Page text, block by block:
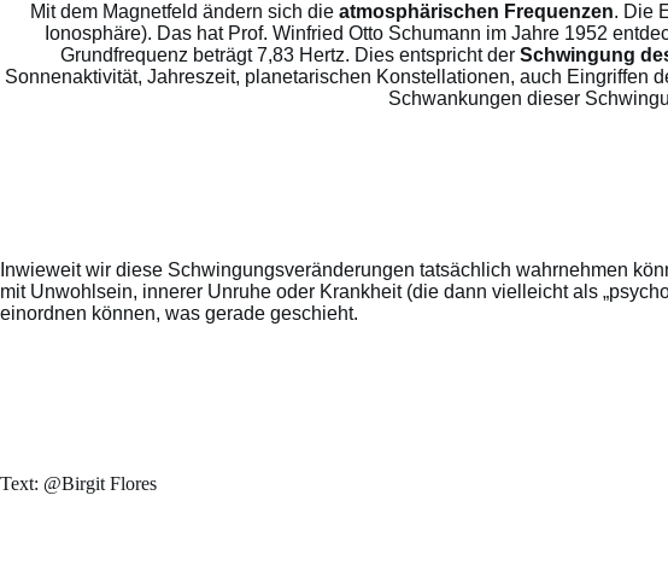
Mit dem Magnetfeld ändern sich die atmosphärischen Frequenzen. Die
Ionosphäre). Das hat Prof. Winfried Otto Schumann im Jahre 1952
Grundfrequenz beträgt 7,83 Hertz. Dies entspricht der Schwingung
Sonnenaktivität, Jahreszeit, planetarischen Konstellationen, auch Eingriffen
Schwankungen dieser
Inwieweit wir diese Schwingungsveränderungen tatsächlich wahrnehmen
mit Unwohlsein, innerer Unruhe oder Krankheit (die dann vielleicht als
einordnen können, was gerade geschieht.
Text: @Birgit Flores